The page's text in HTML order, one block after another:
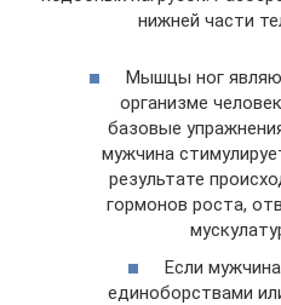
нижней части
Мышцы ног
организме
базовые
мужчина
результате
гормонов роста,
Если
единоборствами